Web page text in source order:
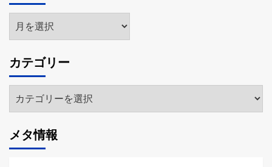
ア
ー
イ
ブ
カテゴリー
テ
リ
ー
メタ情報